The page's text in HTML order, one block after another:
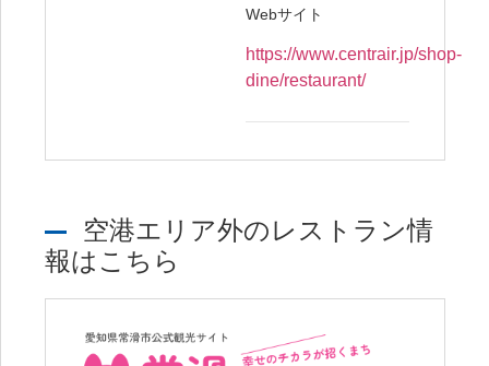
Webサイト
https://www.centrair.jp/shop-
dine/restaurant/
空港エリア外のレストラン情
報はこちら